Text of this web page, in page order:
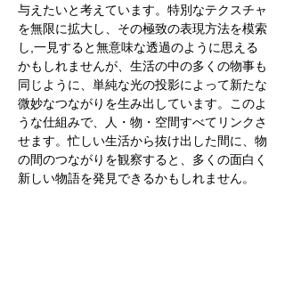
与えたいと考えています。特別なテクスチャ
を無限に拡大し、その極致の表現方法を模索
し,一見すると無意味な透過のように思える
かもしれませんが、生活の中の多くの物事も
同じように、単純な光の投影によって新たな
微妙なつながりを生み出しています。このよ
うな仕組みで、人・物・空間すべてリンクさ
せます。忙しい生活から抜け出した間に、物
の間のつながりを観察すると、多くの面白く
新しい物語を発見できるかもしれません。